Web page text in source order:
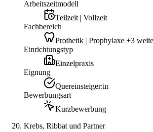
Arbeitszeitmodell
Teilzeit | Vollzeit
Fachbereich
Prothetik | Prophylaxe +3
Einrichtungstyp
Einzelpraxis
Eignung
Quereinsteiger:in
Bewerbungsart
Kurzbewerbung
Krebs, Ribbat und Partner